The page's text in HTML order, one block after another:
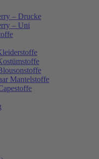
– Drucke
– Uni
Mantelstoffe